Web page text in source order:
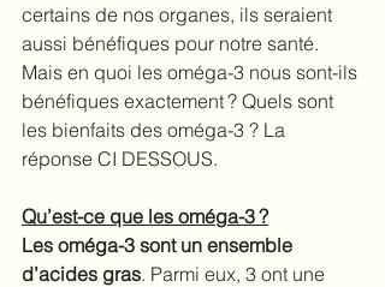
certains de nos organes, ils seraient
aussi bénéfiques pour notre santé.
Mais en quoi les oméga-3 nous sont-ils
bénéfiques exactement ? Quels sont
les bienfaits des oméga-3 ? La
réponse CI DESSOUS.
Qu’est-ce que les oméga-3 ?
Les oméga-3 sont un ensemble
d’acides gras. Parmi eux, 3 ont une